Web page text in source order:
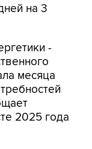
на 3
-
месяца
2025 года